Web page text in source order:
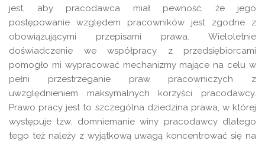
jest, aby pracodawca miał pewność, że jego
postępowanie względem pracowników jest zgodne z
obowiązującymi przepisami prawa. Wieloletnie
doświadczenie we współpracy z przedsiębiorcami
pomogło mi wypracować mechanizmy mające na celu w
pełni przestrzeganie praw pracowniczych z
uwzględnieniem maksymalnych korzyści pracodawcy.
Prawo pracy jest to szczególna dziedzina prawa, w której
występuje tzw. domniemanie winy pracodawcy dlatego
tego też należy z wyjątkową uwagą koncentrować się na